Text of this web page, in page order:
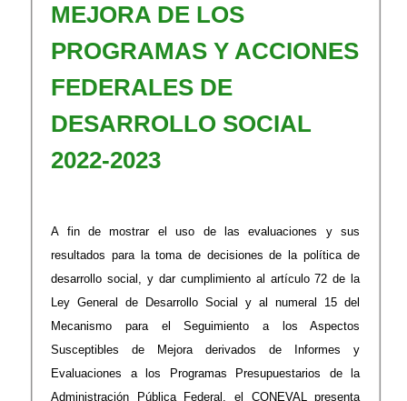
MEJORA DE LOS
PROGRAMAS Y ACCIONES
FEDERALES DE
DESARROLLO SOCIAL
2022-2023
Afin de mostrar el uso de las evaluaciones y sus
resultados para la toma de decisiones de la política de
desarrollo social, y dar cumplimiento al artículo 72 de la
Ley General de Desarrollo Social y al numeral 15 del
Mecanismo para el Seguimiento a los Aspectos
Susceptibles de Mejora derivados de Informes y
Evaluaciones a los Programas Presupuestarios de la
Administración Pública Federal, el CONEVAL presenta